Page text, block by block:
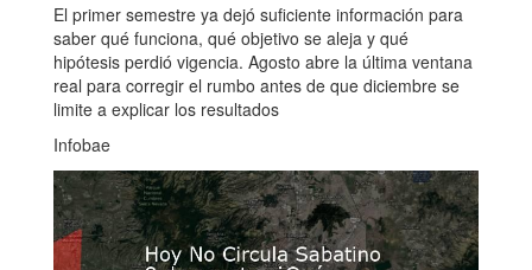
El primer semestre ya dejó suficiente información para
saber qué funciona, qué objetivo se aleja y qué
hipótesis perdió vigencia. Agosto abre la última ventana
real para corregir el rumbo antes de que diciembre se
limite a explicar los resultados
Infobae